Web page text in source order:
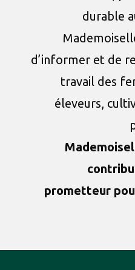
durable
d’informer et de
travail des
éleveurs,
prometteur